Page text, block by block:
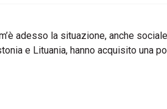
adesso la situazione, anche
e Lituania, hanno acquisito